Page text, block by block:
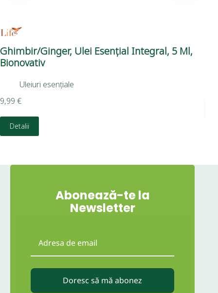
Ghimbir/Ginger, Ulei Esențial Integral, 5 Ml,
Bionovativ
Uleiuri esențiale
9,99 €
Detalii
Abonează-te la
Newsletter
Doresc să mă abonez